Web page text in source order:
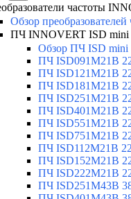
частоты
Обзор
ПЧ INNOVERT ISD mini
Обзор ПЧ ISD mini
ПЧ ISD091M21B
ПЧ ISD121M21B
ПЧ ISD181M21B
ПЧ ISD251M21B
ПЧ ISD401M21B
ПЧ ISD551M21B
ПЧ ISD751M21B
ПЧ ISD112M21B
ПЧ ISD152M21B
ПЧ ISD222M21B
ПЧ ISD251M43B